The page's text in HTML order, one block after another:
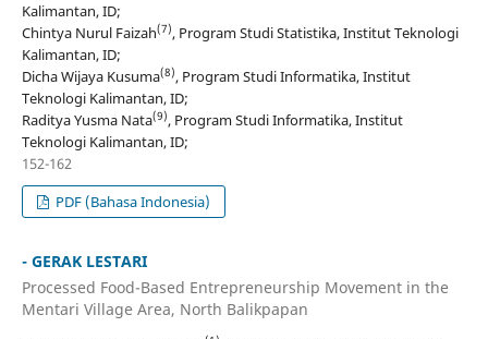
Kalimantan, ID;
Chintya Nurul Faizah(7), Program Studi Statistika, Institut Teknologi
Kalimantan, ID;
Dicha Wijaya Kusuma(8), Program Studi Informatika, Institut
Teknologi Kalimantan, ID;
Raditya Yusma Nata(9), Program Studi Informatika, Institut
Teknologi Kalimantan, ID;
152-162
PDF (Bahasa Indonesia)
- GERAK LESTARI
Processed Food-Based Entrepreneurship Movement in the
Mentari Village Area, North Balikpapan